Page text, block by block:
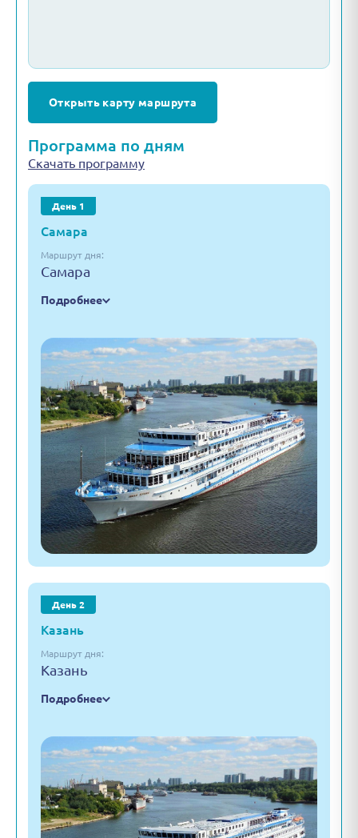
Открыть карту маршрута
Программа по дням
Скачать программу
День 1
Самара
Маршрут дня:
Самара
Подробнее
День 2
Казань
Маршрут дня:
Казань
Подробнее